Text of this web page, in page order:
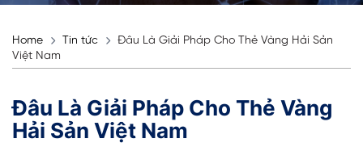
Home Tin tức
Đâu Là Giải Pháp Cho Thẻ Vàng Hải Sản
Việt Nam
Đâu Là Giải Pháp Cho Thẻ Vàng
Hải Sản Việt Nam